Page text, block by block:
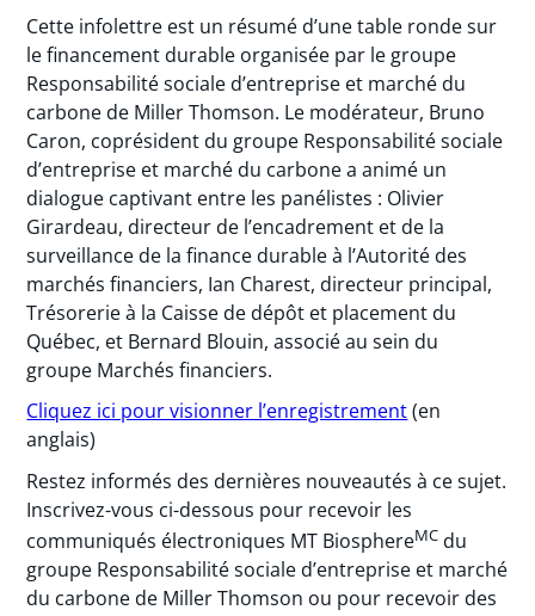
Cette infolettre est un résumé d’une table ronde sur
le financement durable organisée par le groupe
Responsabilité sociale d’entreprise et marché du
carbone de Miller Thomson. Le modérateur, Bruno
Caron, coprésident du groupe Responsabilité sociale
d’entreprise et marché du carbone a animé un
dialogue captivant entre les panélistes : Olivier
Girardeau, directeur de l’encadrement et de la
surveillance de la finance durable à l’Autorité des
marchés financiers, Ian Charest, directeur principal,
Trésorerie à la Caisse de dépôt et placement du
Québec, et Bernard Blouin, associé au sein du
groupe Marchés financiers.
Cliquez ici pour visionner l’enregistrement(en
anglais)
Restez informés des dernières nouveautés à ce sujet.
Inscrivez-vous ci-dessous pour recevoir les
communiqués électroniques MT BiosphereMC du
groupe Responsabilité sociale d’entreprise et marché
du carbone de Miller Thomson ou pour recevoir des